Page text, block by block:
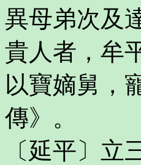
異母弟次及
貴人者，牟
以寶嫡舅，
傳》。
〔延平〕